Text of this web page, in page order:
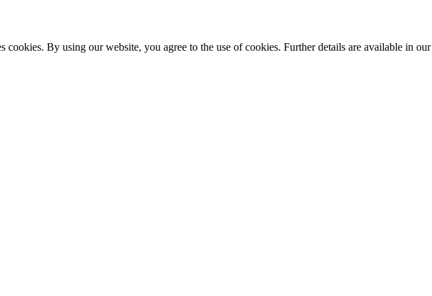
By using our website, you agree to the use of cookies. Further details are available in our